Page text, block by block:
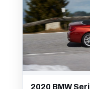
2020 BMW